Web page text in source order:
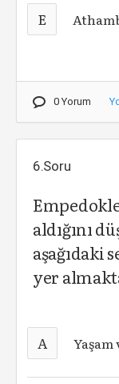
E
0 Yorum
6.Soru
aldığını
aşağıdaki
yer
A Yaşam